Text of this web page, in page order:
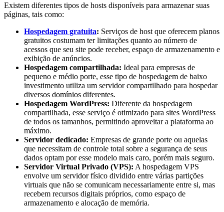
Existem diferentes tipos de hosts disponíveis para armazenar suas
páginas, tais como:
Hospedagem gratuita: Serviços de host que oferecem planos
gratuitos costumam ter limitações quanto ao número de
acessos que seu site pode receber, espaço de armazenamento e
exibição de anúncios.
Hospedagem compartilhada: Ideal para empresas de
pequeno e médio porte, esse tipo de hospedagem de baixo
investimento utiliza um servidor compartilhado para hospedar
diversos domínios diferentes.
Hospedagem WordPress: Diferente da hospedagem
compartilhada, esse serviço é otimizado para sites WordPress
de todos os tamanhos, permitindo aproveitar a plataforma ao
máximo.
Servidor dedicado: Empresas de grande porte ou aquelas
que necessitam de controle total sobre a segurança de seus
dados optam por esse modelo mais caro, porém mais seguro.
Servidor Virtual Privado (VPS): A hospedagem VPS
envolve um servidor físico dividido entre várias partições
virtuais que não se comunicam necessariamente entre si, mas
recebem recursos digitais próprios, como espaço de
armazenamento e alocação de memória.